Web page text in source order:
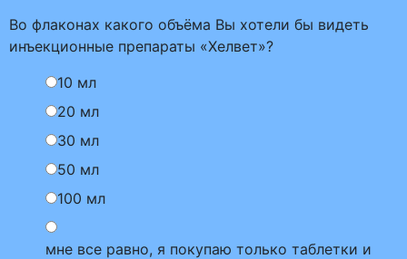
Во флаконах какого объёма Вы хотели бы видеть
инъекционные препараты «Хелвет»?
10 мл
20 мл
30 мл
50 мл
100 мл
мне все равно, я покупаю только таблетки и